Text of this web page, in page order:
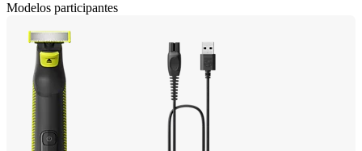
Modelos participantes